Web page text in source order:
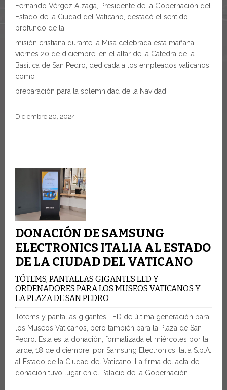
Fernando Vérgez Alzaga, Presidente de la Gobernación del
Estado de la Ciudad del Vaticano, destacó el sentido
profundo de la
misión cristiana durante la Misa celebrada esta mañana,
viernes 20 de diciembre, en el altar de la Cátedra de la
Basílica de San Pedro, dedicada a los empleados vaticanos
como
preparación para la solemnidad de la Navidad.
Diciembre 20, 2024
DONACIÓN DE SAMSUNG
ELECTRONICS ITALIA AL ESTADO
DE LA CIUDAD DEL VATICANO
TÓTEMS, PANTALLAS GIGANTES LED Y
ORDENADORES PARA LOS MUSEOS VATICANOS Y
LA PLAZA DE SAN PEDRO
Tótems y pantallas gigantes LED de última generación para
los Museos Vaticanos, pero también para la Plaza de San
Pedro. Esta es la donación, formalizada el miércoles por la
tarde, 18 de diciembre, por Samsung Electronics Italia S.p.A.
al Estado de la Ciudad del Vaticano. La firma del acta de
donación tuvo lugar en el Palacio de la Gobernación.